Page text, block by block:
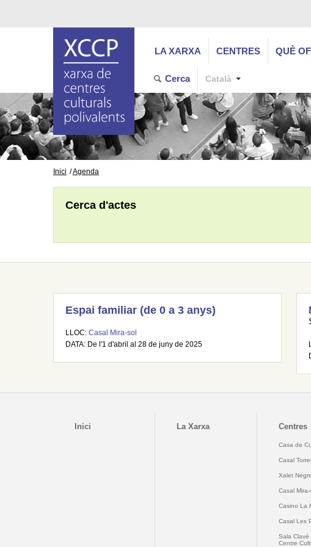
LA XARXA CENTRES QUÈ
Cerca Català
Inici Agenda
Cerca d'actes
Espai familiar (de 0 a 3 anys)
LLOC: Casal Mira-sol
DATA: De l'1 d'abril al 28 de juny de 2025
Inici La Xarxa Centres
Casa de
Casal
Xalet Negre
Casal Mira-
Casino La
Casal Les
Sala Clavé
Centre